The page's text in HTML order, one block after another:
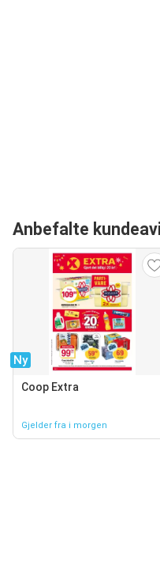
Anbefalte
Ny
Coop Extra
Gjelder fra i morgen